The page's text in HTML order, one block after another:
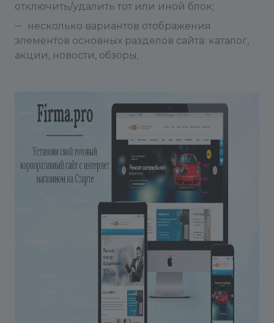
отключить/удалить тот или иной блок;
несколько вариантов отображения
элементов основных разделов сайта: каталог,
акции, новости, обзоры;